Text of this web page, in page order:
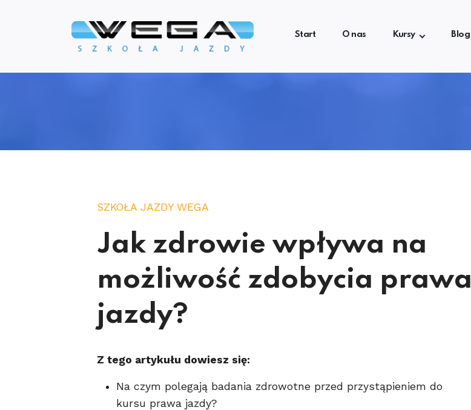
Start O nas Kursy Blog
SZKOŁA JAZDY WEGA
Jak zdrowie wpływa na
możliwość zdobycia prawa
jazdy?
Z tego artykułu dowiesz się:
Na czym polegają badania zdrowotne przed przystąpieniem do
kursu prawa jazdy?